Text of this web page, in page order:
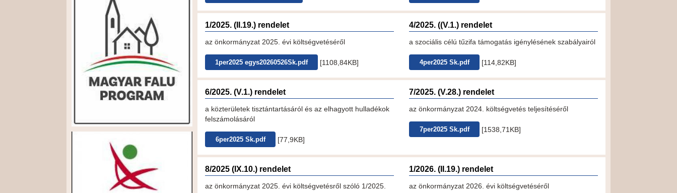
1/2025. (II.19.) rendelet
az önkormányzat 2025. évi költségvetéséről
1per2025 egys20260526Sk.pdf [1108,84KB]
4/2025. ((V.1.) rendelet
a szociális célú tűzifa támogatás igénylésének szabályairól
4per2025 Sk.pdf [114,82KB]
6/2025. (V.1.) rendelet
a közterületek tisztántartásáról és az elhagyott hulladékok
felszámolásáról
6per2025 Sk.pdf [77,9KB]
7/2025. (V.28.) rendelet
az önkormányzat 2024. költségvetés teljesítéséről
7per2025 Sk.pdf [1538,71KB]
8/2025 (IX.10.) rendelet
az önkormányzat 2025. évi költségvetésről szóló 1/2025.
1/2026. (II.19.) rendelet
az önkormányzat 2026. évi költségvetéséről